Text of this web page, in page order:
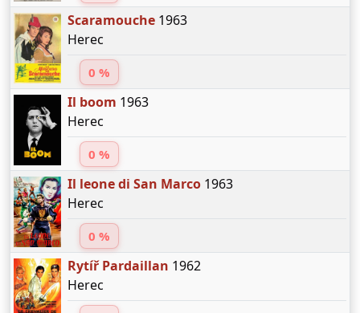
Scaramouche1963
Herec
0 %
Il boom 1963
Herec
0 %
Il leone di San Marco1963
Herec
0 %
Rytíř Pardaillan 1962
Herec